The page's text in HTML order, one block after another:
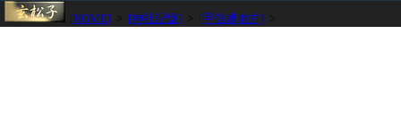
[HOME] [神社記憶] [甲信越地方]